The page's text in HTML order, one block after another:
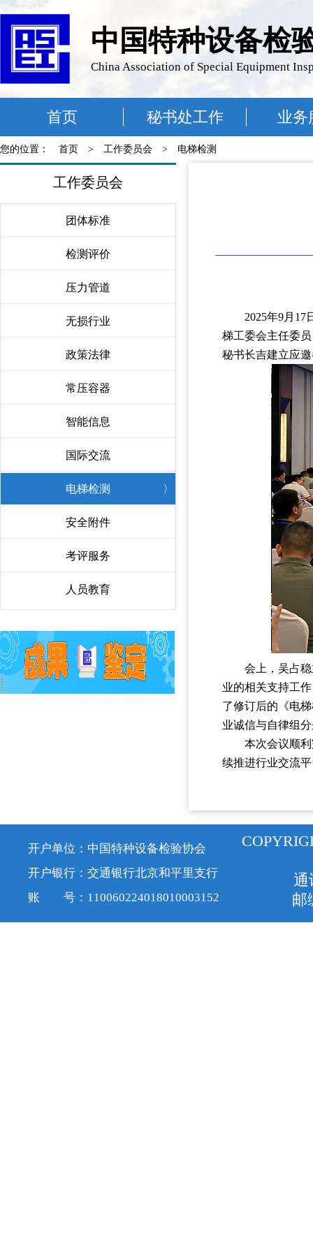
中国特种设备检
China Association of Special Equipment
首页 秘书处工作 业务
您的位置： 首页 > 工作委员会 > 电梯检测
工作委员会
团体标准
检测评价
压力管道
无损行业
政策法律
常压容器
智能信息
国际交流
电梯检测 〉
安全附件
考评服务
人员教育
2025年9月
梯工委会主任委
秘书长吉建立应
会上，吴占
业的相关支持工
了修订后的《电
业诚信与自律组
本次会议顺
续推进行业交流
开户单位：中国特种设备检验协会
开户银行：交通银行北京和平里支行
账 号：110060224018010003152
通
邮